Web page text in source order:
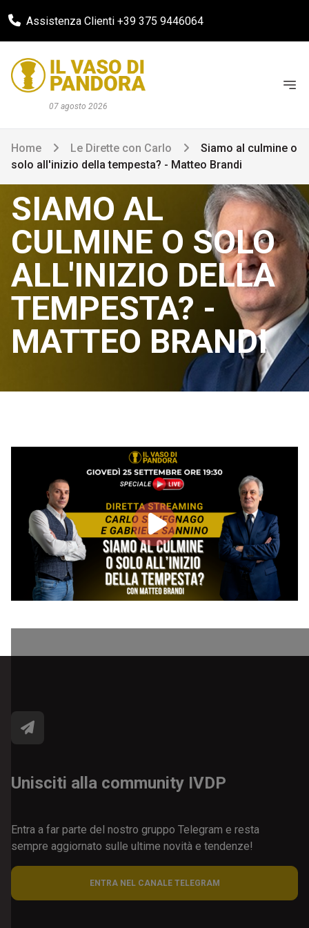
Assistenza Clienti +39 375 9446064
07 agosto 2026
Home Le Dirette con Carlo
Siamo al culmine o
solo all'inizio della tempesta? - Matteo Brandi
SIAMO AL
CULMINE O SOLO
ALL'INIZIO DELLA
TEMPESTA? -
MATTEO BRANDI
Unisciti alla community IVDP
Entra a far parte del nostro gruppo Telegram e resta
sempre aggiornato sulle ultime novità e tendenze!
ENTRA NEL CANALE TELEGRAM